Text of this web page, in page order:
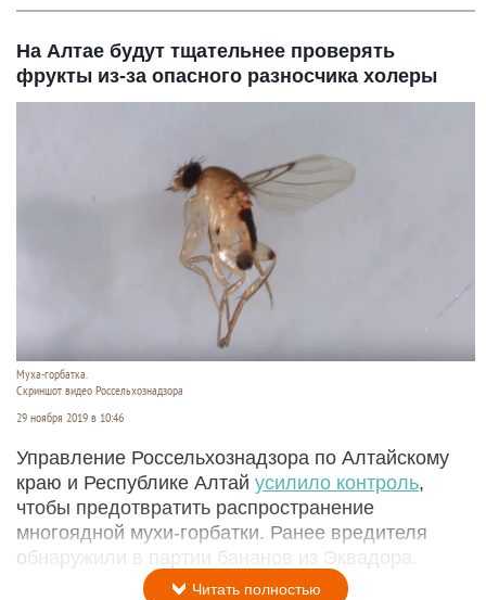
На Алтае будут тщательнее проверять
фрукты из-за опасного разносчика холеры
Муха-горбатка.
Скриншот видео Россельхознадзора
29 ноября 2019 в 10:46
Управление Россельхознадзора по Алтайскому
краю и Республике Алтай усилило контроль,
чтобы предотвратить распространение
многоядной мухи-горбатки. Ранее вредителя
обнаружили в партии бананов из Эквадора.
Читать полностью